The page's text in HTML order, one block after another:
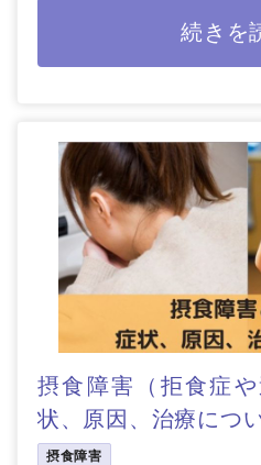
続きを
摂食障害（拒食症
状、原因、治療につ
摂食障害